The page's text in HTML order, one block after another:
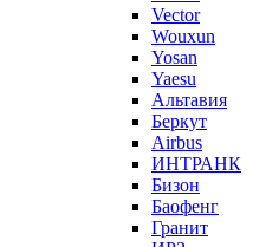
Vector
Wouxun
Yosan
Yaesu
Альтавия
Беркут
Airbus
ИНТРАНК
Бизон
Баофенг
Гранит